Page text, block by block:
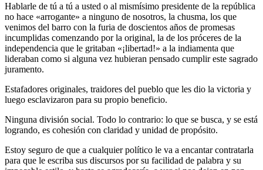
Hablarle de tú a tú a usted o al mismísimo presidente de la república
no hace «arrogante» a ninguno de nosotros, la chusma, los que
venimos del barro con la furia de doscientos años de promesas
incumplidas comenzando por la original, la de los próceres de la
independencia que le gritaban «¡libertad!» a la indiamenta que
lideraban como si alguna vez hubieran pensado cumplir este sagrado
juramento.
Estafadores originales, traidores del pueblo que les dio la victoria y
luego esclavizaron para su propio beneficio.
Ninguna división social. Todo lo contrario: lo que se busca, y se está
logrando, es cohesión con claridad y unidad de propósito.
Estoy seguro de que a cualquier político le va a encantar contratarla
para que le escriba sus discursos por su facilidad de palabra y su